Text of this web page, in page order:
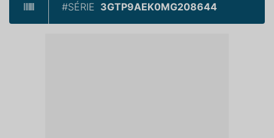
#SÉRIE 3GTP9AEK0MG208644